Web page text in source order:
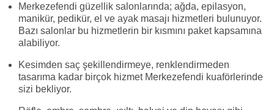
Merkezefendi güzellik salonlarında; ağda, epilasyon,
manikür, pedikür, el ve ayak masajı hizmetleri bulunuyor.
Bazı salonlar bu hizmetlerin bir kısmını paket kapsamına
alabiliyor.
Kesimden saç şekillendirmeye, renklendirmeden
tasarıma kadar birçok hizmet Merkezefendi kuaförlerinde
sizi bekliyor.